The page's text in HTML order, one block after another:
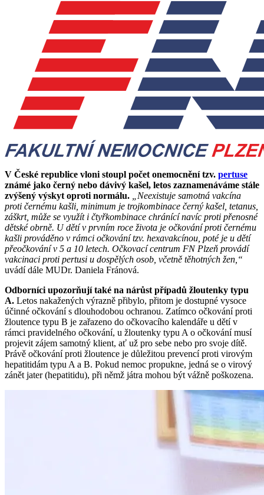
V České republice vloni stoupl počet onemocnění tzv. pertuse
známé jako černý nebo dávivý kašel, letos zaznamenáváme stále
zvýšený výskyt oproti normálu.
„Neexistuje samotná vakcína
proti černému kašli, minimum je trojkombinace černý kašel, tetanus,
záškrt, může se využít i čtyřkombinace chránící navíc proti přenosné
dětské obrně. U dětí v prvním roce života je očkování proti černému
kašli prováděno v rámci očkování tzv. hexavakcínou, poté je u dětí
přeočkování v 5 a 10 letech. Očkovací centrum FN Plzeň provádí
vakcinaci proti pertusi u dospělých osob, včetně těhotných žen,“
uvádí dále MUDr. Daniela Fránová.
Odborníci upozorňují také na nárůst případů žloutenky typu
A. Letos nakažených výrazně přibylo, přitom je dostupné vysoce
účinné očkování s dlouhodobou ochranou. Zatímco očkování proti
žloutence typu B je zařazeno do očkovacího kalendáře u dětí v
rámci pravidelného očkování, u žloutenky typu A o očkování musí
projevit zájem samotný klient, ať už pro sebe nebo pro svoje dítě.
Právě očkování proti žloutence je důležitou prevencí proti virovým
hepatitidám typu A a B. Pokud nemoc propukne, jedná se o virový
zánět jater (hepatitidu), při němž játra mohou být vážně poškozena.